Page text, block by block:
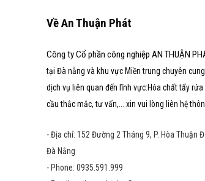
Về An Thuận Phát
Công ty Cổ phần công nghiệp AN THUẬN
tại Đà nẵng và khu vực Miền trung chuyên
dịch vụ liên quan đến lĩnh vực:Hóa chất tẩy
cầu thắc mắc, tư vấn,... xin vui lòng liên hệ
- Địa chỉ: 152 Đường 2 Tháng 9, P. Hòa Thuận
Đà Nẵng
- Phone: 0935.591.999